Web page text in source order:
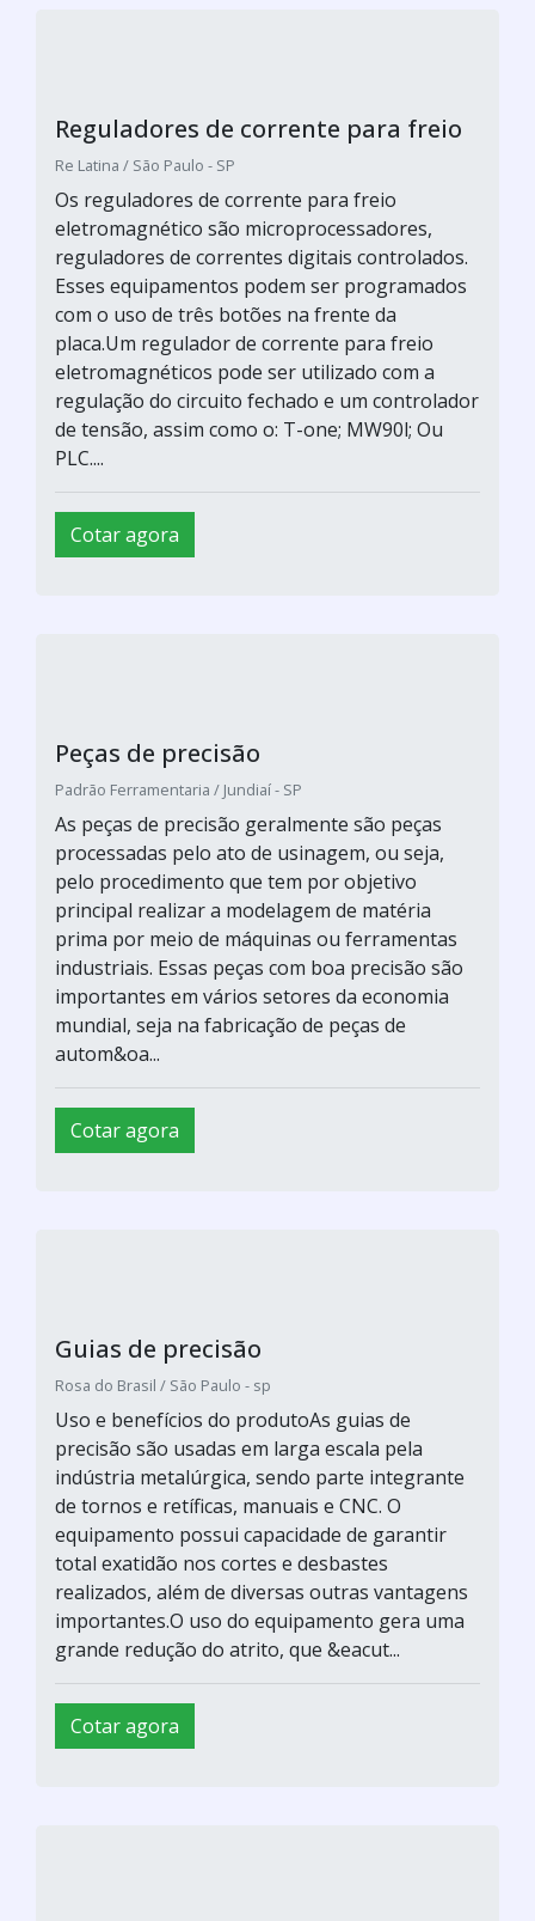
Reguladores de corrente para freio
Re Latina / São Paulo - SP
Os reguladores de corrente para freio
eletromagnético são microprocessadores,
reguladores de correntes digitais controlados.
Esses equipamentos podem ser programados
com o uso de três botões na frente da
placa.Um regulador de corrente para freio
eletromagnéticos pode ser utilizado com a
regulação do circuito fechado e um controlador
de tensão, assim como o: T-one; MW90l; Ou
PLC....
Cotar agora
Peças de precisão
Padrão Ferramentaria / Jundiaí - SP
As peças de precisão geralmente são peças
processadas pelo ato de usinagem, ou seja,
pelo procedimento que tem por objetivo
principal realizar a modelagem de matéria
prima por meio de máquinas ou ferramentas
industriais. Essas peças com boa precisão são
importantes em vários setores da economia
mundial, seja na fabricação de peças de
autom&oa...
Cotar agora
Guias de precisão
Rosa do Brasil / São Paulo - sp
Uso e benefícios do produtoAs guias de
precisão são usadas em larga escala pela
indústria metalúrgica, sendo parte integrante
de tornos e retíficas, manuais e CNC. O
equipamento possui capacidade de garantir
total exatidão nos cortes e desbastes
realizados, além de diversas outras vantagens
importantes.O uso do equipamento gera uma
grande redução do atrito, que &eacut...
Cotar agora